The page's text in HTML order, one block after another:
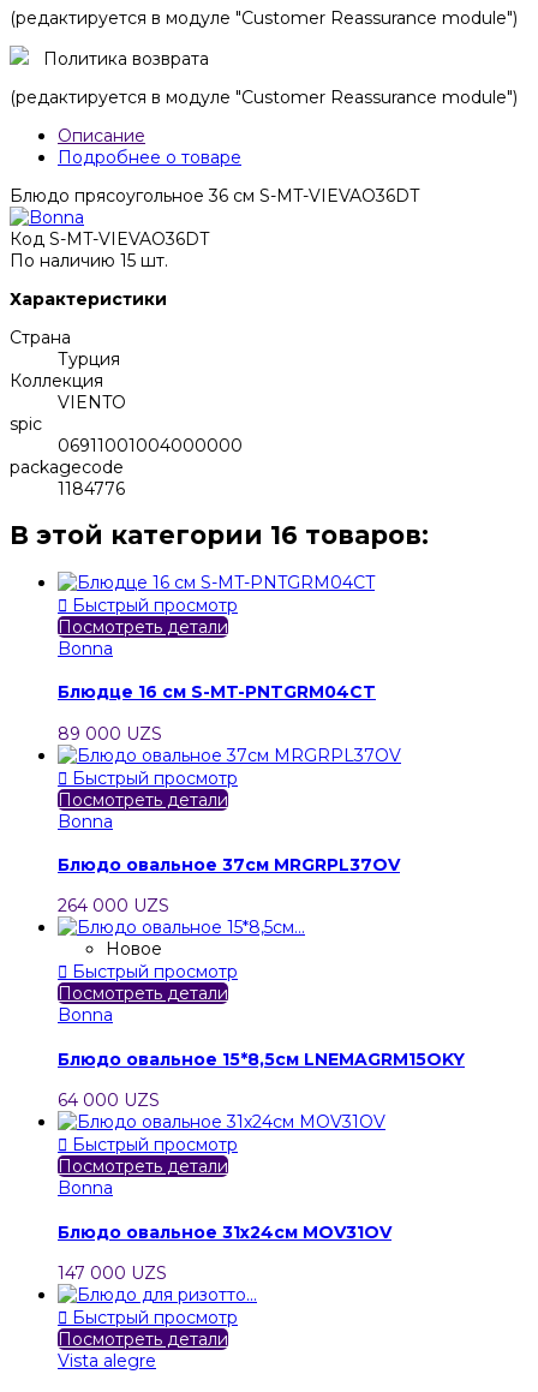
(редактируется в модуле "Customer Reassurance module")
Политика возврата
(редактируется в модуле "Customer Reassurance module")
Описание
Подробнее о товаре
Блюдо прясоугольное 36 см S-MT-VIEVAO36DT
Код S-MT-VIEVAO36DT
По наличию 15 шт.
Характеристики
Страна
Турция
Коллекция
VIENTO
spic
06911001004000000
packagecode
1184776
В этой категории 16 товаров:
 Быстрый просмотр
Посмотреть детали
Bonna
Блюдце 16 см S-MT-PNTGRM04CT
89 000 UZS
 Быстрый просмотр
Посмотреть детали
Bonna
Блюдо овальное 37см MRGRPL37OV
264 000 UZS
Новое
 Быстрый просмотр
Посмотреть детали
Bonna
Блюдо овальное 15*8,5см LNEMAGRM15OKY
64 000 UZS
 Быстрый просмотр
Посмотреть детали
Bonna
Блюдо овальное 31х24см MOV31OV
147 000 UZS
 Быстрый просмотр
Посмотреть детали
Vista alegre